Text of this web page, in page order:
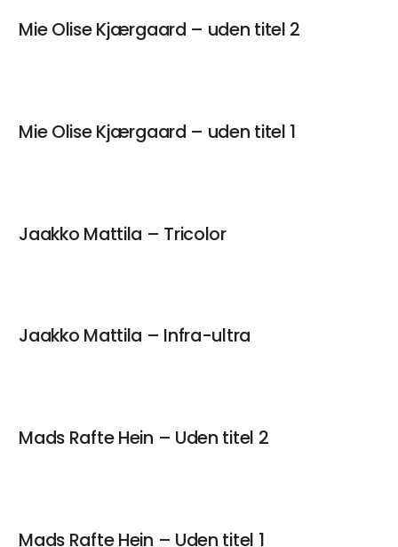
Mie Olise Kjærgaard – uden titel 2
Mie Olise Kjærgaard – uden titel 1
Jaakko Mattila – Tricolor
Jaakko Mattila – Infra-ultra
Mads Rafte Hein – Uden titel 2
Mads Rafte Hein – Uden titel 1